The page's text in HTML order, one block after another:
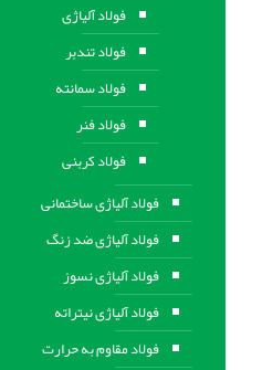
فولاد آلیاژی
فولاد تندبر
فولاد سمانته
فولاد فنر
فولاد کربنی
فولاد آلیاژی ساختمانی
فولاد آلیاژی ضد زنگ
فولاد آلیاژی نسوز
فولاد آلیاژی نیتراته
فولاد مقاوم به حرارت